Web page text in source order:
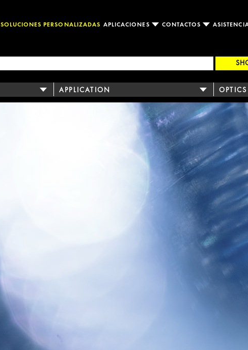
SOLUCIONES PERSONALIZADAS APLICACIONES CONTACTOS
APPLICATION